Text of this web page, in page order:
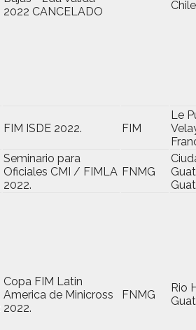
2022 CANCELADO
Chile
FIM ISDE 2022. FIM
Le
Seminario para
Oficiales CMI / FIMLA
2022.
FNMG
Copa FIM Latin
America de Minicross
2022.
FNMG
Rio